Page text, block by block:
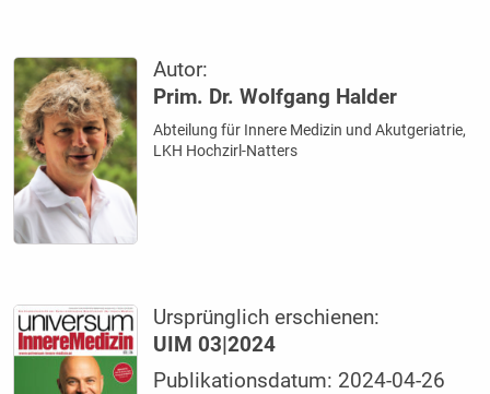
Autor:
Prim. Dr. Wolfgang Halder
Abteilung für Innere Medizin und Akutgeriatrie,
LKH Hochzirl-Natters
Ursprünglich erschienen:
UIM 03|2024
Publikationsdatum: 2024-04-26